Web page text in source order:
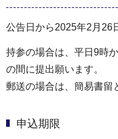
公告日から2025年2月
持参の場合は、平日9時
の間に提出願います。
郵送の場合は、簡易書留
申込期限